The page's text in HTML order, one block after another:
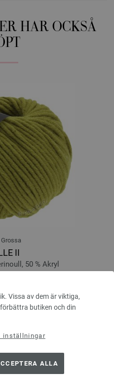
Vissa av dem är viktiga,
butiken och din
inställningar
ALLA
HAR OCKSÅ
Grossa
II
50 % Akryl
€
$
Baspris:
next